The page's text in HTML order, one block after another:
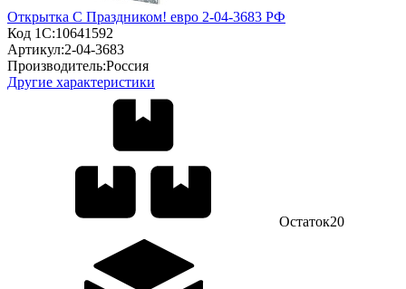
Открытка С Праздником! евро 2-04-3683 РФ
Код 1С:10641592
Артикул:2-04-3683
Производитель:Россия
Другие характеристики
Остаток20